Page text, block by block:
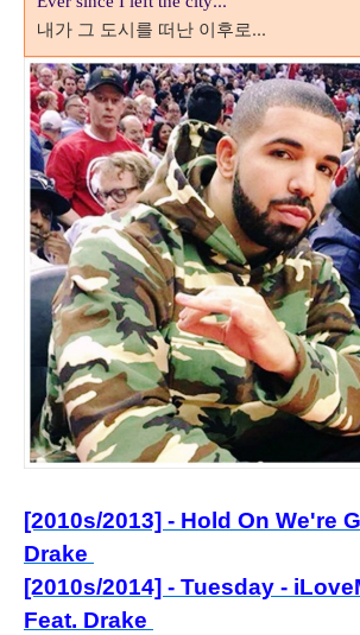
내가 그 도시를 떠난 이후로...
[2010s/2013] - Hold On We're
Drake
[2010s/2014] - Tuesday -
Feat. Drake